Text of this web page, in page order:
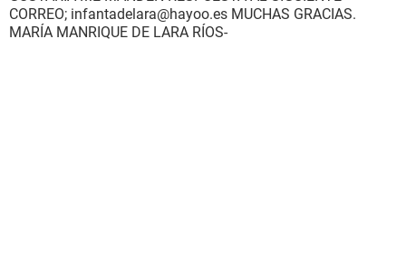
CORREO; infantadelara@hayoo.es MUCHAS GRACIAS.
MARÍA MANRIQUE DE LARA RÍOS-